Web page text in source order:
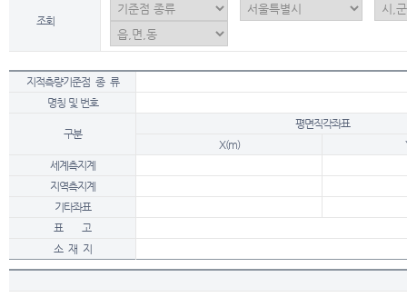
조회
지적측량기준점 종 류
명칭 및 번호
구분
평면직각좌표
X(m)
세계측지계
지역측지계
기타좌표
표 고
소 재 지